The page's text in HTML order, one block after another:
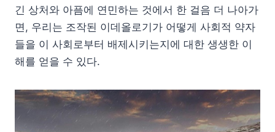
긴 상처와 아픔에 연민하는 것에서 한 걸음 더 나아가
면, 우리는 조작된 이데올로기가 어떻게 사회적 약자
들을 이 사회로부터 배제시키는지에 대한 생생한 이
해를 얻을 수 있다.